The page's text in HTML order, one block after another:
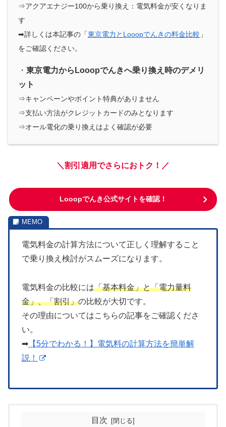
⇒アクアエナジー100から乗り換え：電気料金が安くなりま
す
➡詳しくは本記事の「東京電力とLooopでんきの料金比較 」
をご確認ください。
・ 東京電力からLooopでんきへ乗り換え時のデメリ
ット
⇒キャンペーンやポイント特典がありません
⇒支払い方法がクレジットカードのみとなります
⇒オール電化の乗り換えはよく確認が必要
＼割引適用でさらにおトク！／
Looopでんき公式サイトを確認！
電気料金の計算方法について正しく理解すること
で乗り換え検討がスムーズになります。
電気料金の比較には「基本料金」と「電力量料
金」、「割引」の比較が大切です。
その理由についてはこちらの記事をご確認くださ
い。
➡ 【5分でわかる！】電気料の計算方法を簡単解
説！
目次